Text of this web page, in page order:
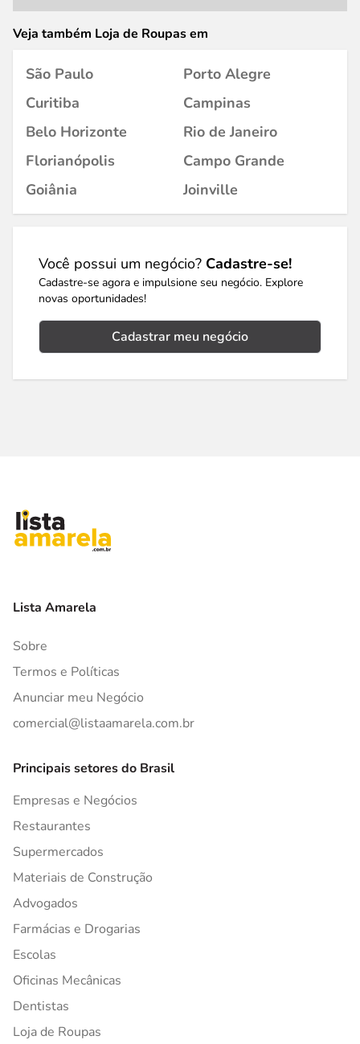
Veja também Loja de Roupas em
São Paulo
Porto Alegre
Curitiba
Campinas
Belo Horizonte
Rio de Janeiro
Florianópolis
Campo Grande
Goiânia
Joinville
Você possui um negócio? Cadastre-se!
Cadastre-se agora e impulsione seu negócio. Explore
novas oportunidades!
Cadastrar meu negócio
Lista Amarela
Sobre
Termos e Políticas
Anunciar meu Negócio
comercial@listaamarela.com.br
Principais setores do Brasil
Empresas e Negócios
Restaurantes
Supermercados
Materiais de Construção
Advogados
Farmácias e Drogarias
Escolas
Oficinas Mecânicas
Dentistas
Loja de Roupas